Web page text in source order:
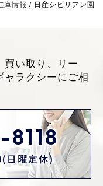
庫情報 / 日産シビリアン園
買い取り、リー
ャラクシーにご相
日曜定休)